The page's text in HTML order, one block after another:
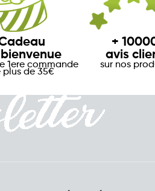
1ere commande
plus de 35€
+
avis
sur nos